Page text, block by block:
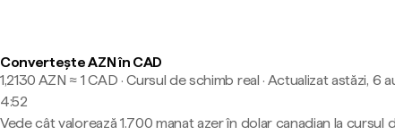
Convertește AZN în CAD
1,2130 AZN ≈ 1 CAD · Cursul de schimb real · Actualizat astăzi, 6
4:52
Vede cât valorează 1.700 manat azer în dolar canadian la cursul